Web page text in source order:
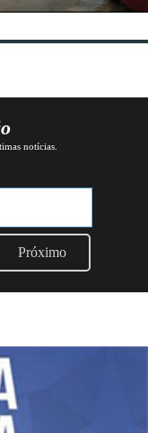
notícias.
Próximo